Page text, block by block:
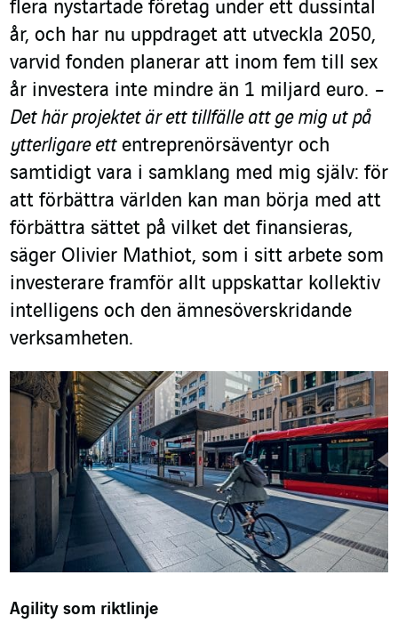
flera nystartade företag under ett dussintal
år, och har nu uppdraget att utveckla 2050,
varvid fonden planerar att inom fem till sex
år investera inte mindre än 1 miljard euro. –
Det här projektet är ett tillfälle att ge mig ut på
ytterligare ettentreprenörsäventyr och
samtidigt vara i samklang med mig själv: för
att förbättra världen kan man börja med att
förbättra sättet på vilket det finansieras,
säger Olivier Mathiot, som i sitt arbete som
investerare framför allt uppskattar kollektiv
intelligens och den ämnesöverskridande
verksamheten.
Agility som riktlinje